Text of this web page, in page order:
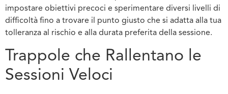
impostare obiettivi precoci e sperimentare diversi livelli di
difficoltà fino a trovare il punto giusto che si adatta alla tua
tolleranza al rischio e alla durata preferita della sessione.
Trappole che Rallentano le
Sessioni Veloci